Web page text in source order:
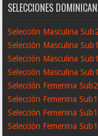
SELECCIONES
Selección Masculina
Selección Masculina
Selección Masculina
Selección Masculina
Selección Femenina
Selección Femenina
Selección Femenina
Selección Femenina